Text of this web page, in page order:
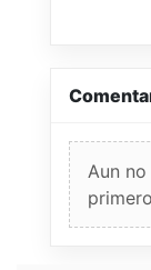
Aun